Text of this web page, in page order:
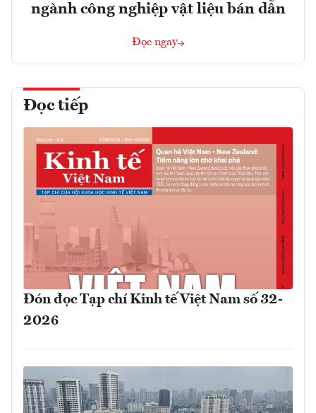
ngành công nghiệp vật liệu bán dẫn
Đọc ngay
Đọc tiếp
Đón đọc Tạp chí Kinh tế Việt Nam số 32-
2026